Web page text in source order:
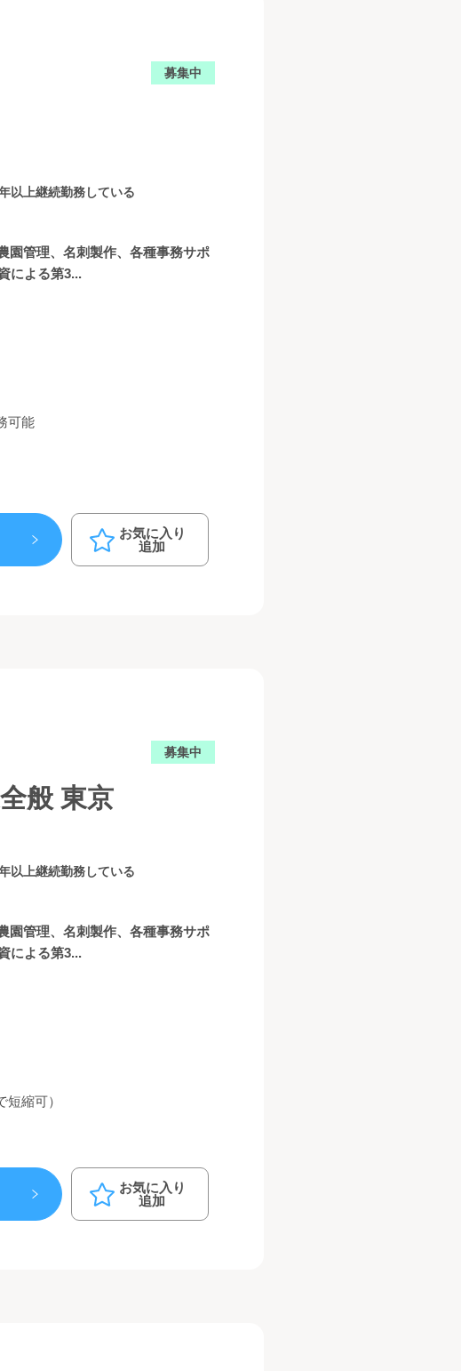
募集中
以上継続勤務している
園管理、名刺製作、各種事務サポ
による第3...
可能
お気に入り
追加
募集中
般 東京
以上継続勤務している
園管理、名刺製作、各種事務サポ
による第3...
縮可）
お気に入り
追加